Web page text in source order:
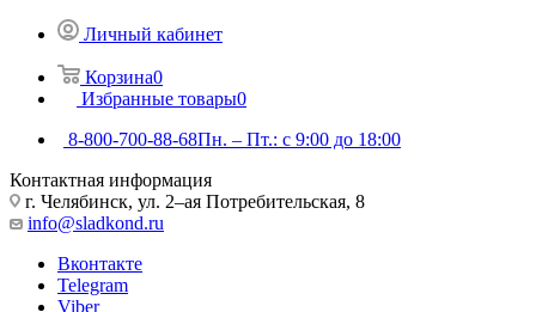
Личный кабинет
Корзина0
Избранные товары0
8-800-700-88-68Пн. – Пт.: с 9:00 до 18:00
Контактная информация
г. Челябинск, ул. 2–ая Потребительская, 8
info@sladkond.ru
Вконтакте
Telegram
Viber